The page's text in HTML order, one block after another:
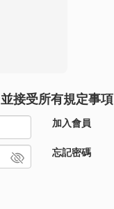
並接受所有規定事項
加入會員
忘記密碼